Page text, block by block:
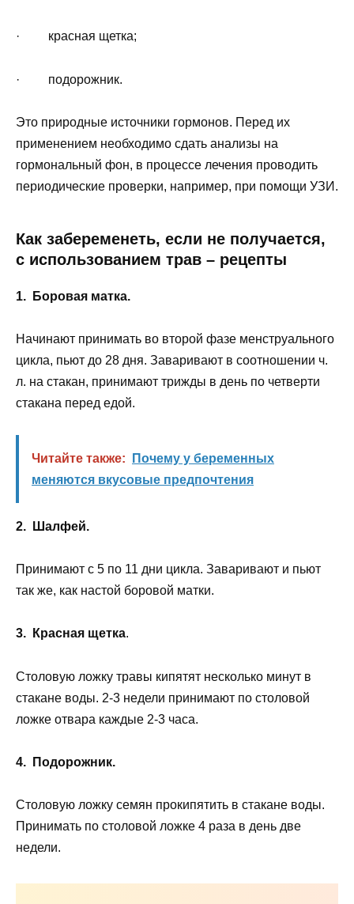
· красная щетка;
· подорожник.
Это природные источники гормонов. Перед их
применением необходимо сдать анализы на
гормональный фон, в процессе лечения проводить
периодические проверки, например, при помощи УЗИ.
Как забеременеть, если не получается,
с использованием трав – рецепты
1. Боровая матка.
Начинают принимать во второй фазе менструального
цикла, пьют до 28 дня. Заваривают в соотношении ч.
л. на стакан, принимают трижды в день по четверти
стакана перед едой.
Читайте также:
Почему у беременных
меняются вкусовые предпочтения
2. Шалфей.
Принимают с 5 по 11 дни цикла. Заваривают и пьют
так же, как настой боровой матки.
3. Красная щетка.
Столовую ложку травы кипятят несколько минут в
стакане воды. 2-3 недели принимают по столовой
ложке отвара каждые 2-3 часа.
4. Подорожник.
Столовую ложку семян прокипятить в стакане воды.
Принимать по столовой ложке 4 раза в день две
недели.